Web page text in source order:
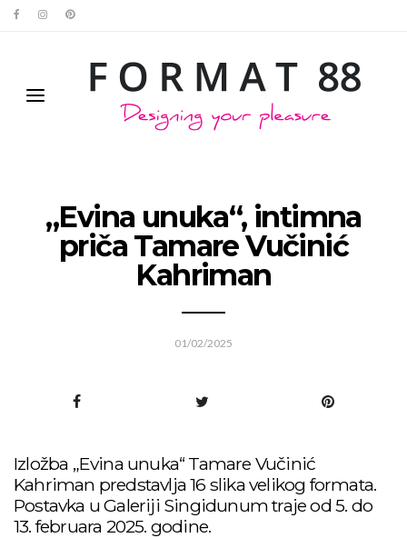
„Evina unuka“, intimna
priča Tamare Vučinić
Kahriman
01/02/2025
Izložba „Evina unuka“ Tamare Vučinić
Kahriman predstavlja 16 slika velikog formata.
Postavka u Galeriji Singidunum traje od 5. do
13. februara 2025. godine.